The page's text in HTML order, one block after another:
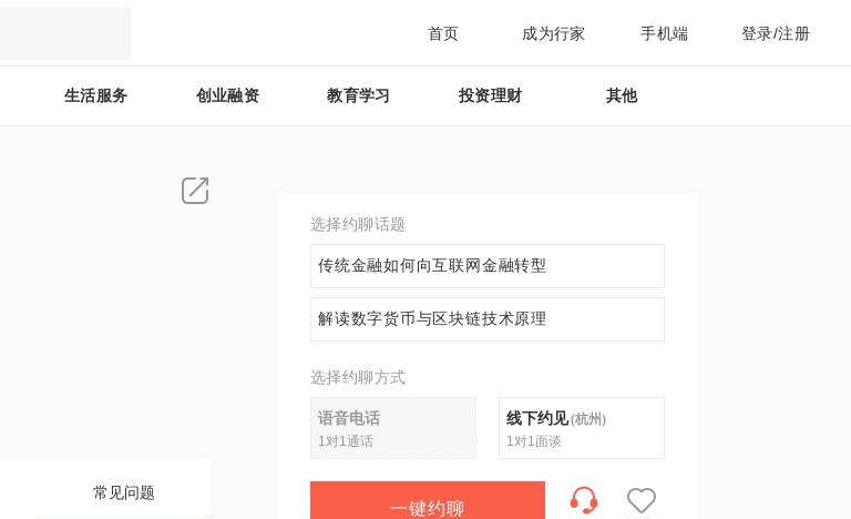
首页 成为行家 手机端 登录/注册
生活服务 创业融资 教育学习 投资理财 其他
常见问题
选择约聊话题
传统金融如何向互联网金融转型
解读数字货币与区块链技术原理
选择约聊方式
语音电话
1对1通话
线下约见(杭州)
1对1面谈
一键约聊